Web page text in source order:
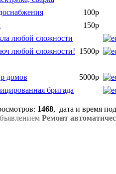
100р
150р
любой сложности
любой сложности! 1500р
домов 5000р
бригада
: 1468, дата и время
Ремонт